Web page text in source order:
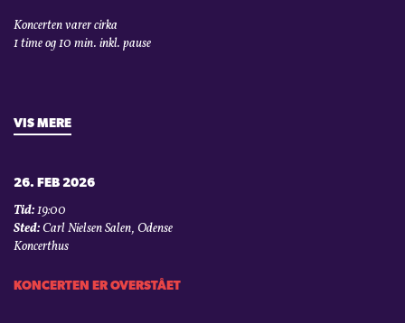
Koncerten varer cirka
1 time og 10 min. inkl. pause
VIS MERE
26. FEB 2026
Tid:19:00
Sted:Carl Nielsen Salen, Odense
Koncerthus
KONCERTEN ER OVERSTÅET